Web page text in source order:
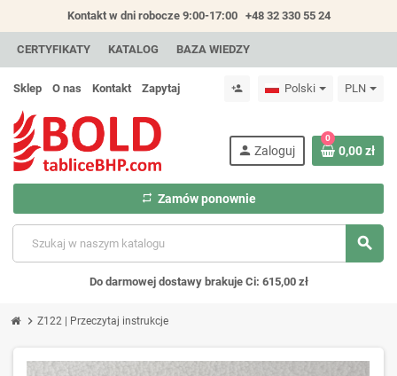
Kontakt w dni robocze 9:00-17:00 +48 32 330 55 24
CERTYFIKATY KATALOG BAZA WIEDZY
Sklep O nas Kontakt Zapytaj person_add Polski PLN
search
person Zaloguj
repeat Zamów ponownie
0
0,00 zł
Do darmowej dostawy brakuje Ci: 615,00 zł
chevron_right Z122 | Przeczytaj instrukcje